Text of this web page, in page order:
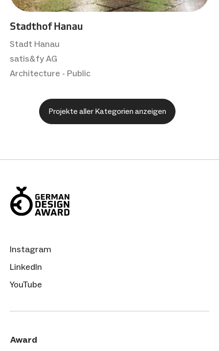
Stadthof Hanau
Stadt Hanau
satis&fy AG
Architecture - Public
Projekte aller Kategorien anzeigen
Instagram
LinkedIn
YouTube
Award